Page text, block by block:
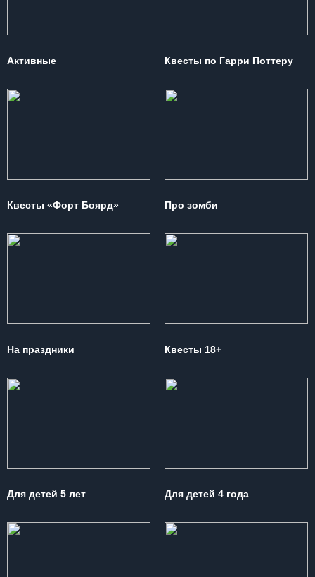
Активные Квесты по Гарри Поттеру
Квесты «Форт Боярд» Про зомби
На праздники Квесты 18+
Для детей 5 лет Для детей 4 года